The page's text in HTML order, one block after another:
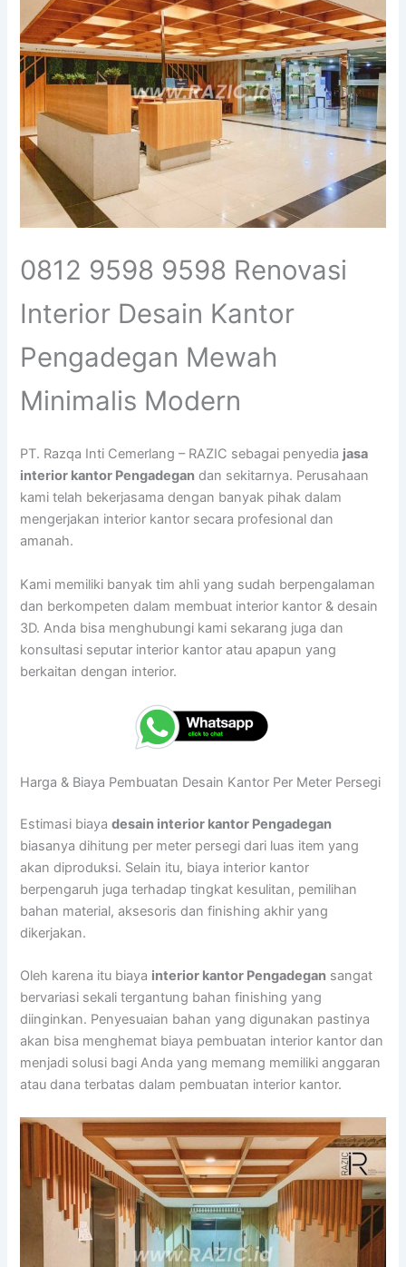
0812 9598 9598 Renovasi
Interior Desain Kantor
Pengadegan Mewah
Minimalis Modern
PT. Razqa Inti Cemerlang – RAZIC sebagai penyedia jasa
interior kantor Pengadegan dan sekitarnya. Perusahaan
kami telah bekerjasama dengan banyak pihak dalam
mengerjakan interior kantor secara profesional dan
amanah.
Kami memiliki banyak tim ahli yang sudah berpengalaman
dan berkompeten dalam membuat interior kantor & desain
3D. Anda bisa menghubungi kami sekarang juga dan
konsultasi seputar interior kantor atau apapun yang
berkaitan dengan interior.
Harga & Biaya Pembuatan Desain Kantor Per Meter Persegi
Estimasi biayadesain interior kantor Pengadegan
biasanya dihitung per meter persegi dari luas item yang
akan diproduksi. Selain itu, biaya interior kantor
berpengaruh juga terhadap tingkat kesulitan, pemilihan
bahan material, aksesoris dan finishing akhir yang
dikerjakan.
Oleh karena itu biaya interior kantor Pengadegan sangat
bervariasi sekali tergantung bahan finishing yang
diinginkan. Penyesuaian bahan yang digunakan pastinya
akan bisa menghemat biaya pembuatan interior kantor dan
menjadi solusi bagi Anda yang memang memiliki anggaran
atau dana terbatas dalam pembuatan interior kantor.